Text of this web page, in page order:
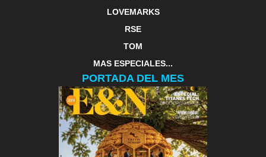
LOVEMARKS
RSE
TOM
MAS ESPECIALES...
PORTADA DEL MES